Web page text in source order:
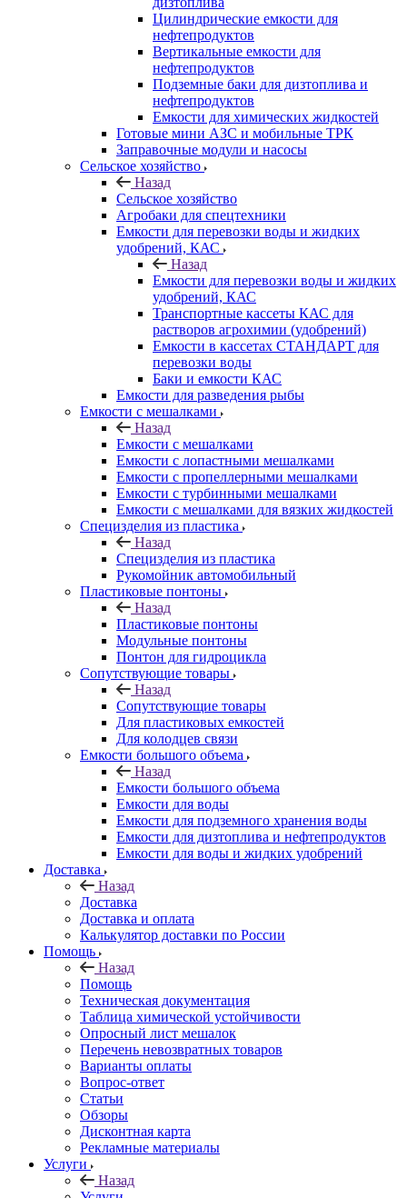
Цилиндрические емкости для
нефтепродуктов
Вертикальные емкости для
нефтепродуктов
Подземные баки для дизтоплива и
нефтепродуктов
Емкости для химических жидкостей
Готовые мини АЗС и мобильные ТРК
Заправочные модули и насосы
Сельское хозяйство
Назад
Сельское хозяйство
Агробаки для спецтехники
Емкости для перевозки воды и жидких
удобрений, КАС
Назад
Емкости для перевозки воды и жидких
удобрений, КАС
Транспортные кассеты КАС для
растворов агрохимии (удобрений)
Емкости в кассетах СТАНДАРТ для
перевозки воды
Баки и емкости КАС
Емкости для разведения рыбы
Емкости с мешалками
Назад
Емкости с мешалками
Емкости с лопастными мешалками
Емкости с пропеллерными мешалками
Емкости с турбинными мешалками
Емкости с мешалками для вязких жидкостей
Специзделия из пластика
Назад
Специзделия из пластика
Рукомойник автомобильный
Пластиковые понтоны
Назад
Пластиковые понтоны
Модульные понтоны
Понтон для гидроцикла
Сопутствующие товары
Назад
Сопутствующие товары
Для пластиковых емкостей
Для колодцев связи
Емкости большого объема
Назад
Емкости большого объема
Емкости для воды
Емкости для подземного хранения воды
Емкости для дизтоплива и нефтепродуктов
Емкости для воды и жидких удобрений
Доставка
Назад
Доставка
Доставка и оплата
Калькулятор доставки по России
Помощь
Назад
Помощь
Техническая документация
Таблица химической устойчивости
Опросный лист мешалок
Перечень невозвратных товаров
Варианты оплаты
Вопрос-ответ
Статьи
Обзоры
Дисконтная карта
Рекламные материалы
Услуги
Назад